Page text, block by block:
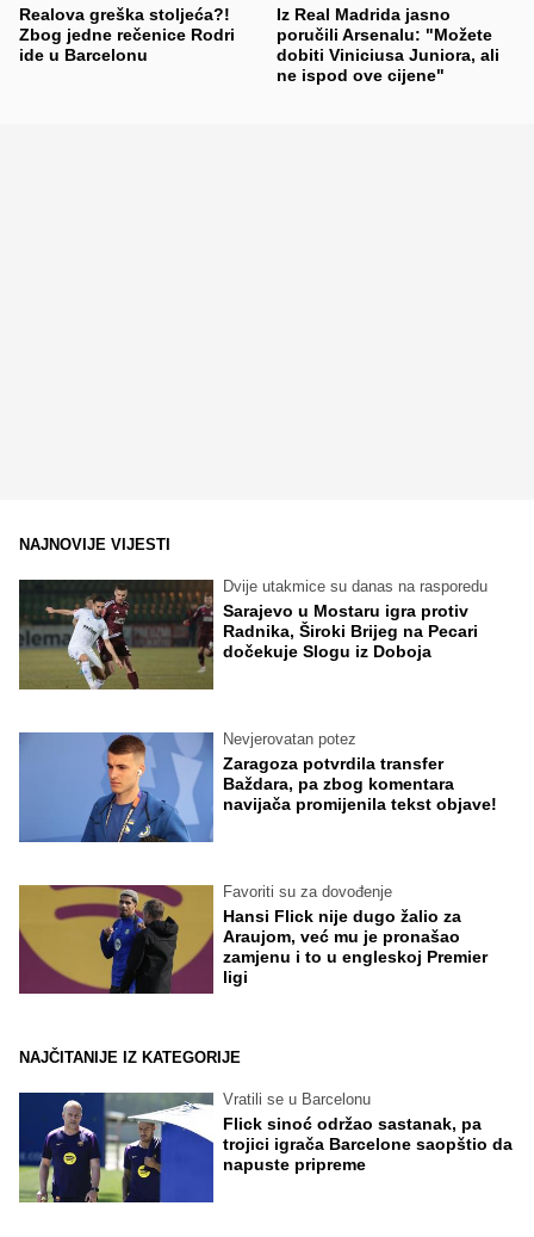
Realova greška stoljeća?!
Zbog jedne rečenice Rodri
ide u Barcelonu
Iz Real Madrida jasno
poručili Arsenalu: "Možete
dobiti Viniciusa Juniora, ali
ne ispod ove cijene"
NAJNOVIJE VIJESTI
Dvije utakmice su danas na rasporedu
Sarajevo u Mostaru igra protiv
Radnika, Široki Brijeg na Pecari
dočekuje Slogu iz Doboja
Nevjerovatan potez
Zaragoza potvrdila transfer
Baždara, pa zbog komentara
navijača promijenila tekst objave!
Favoriti su za dovođenje
Hansi Flick nije dugo žalio za
Araujom, već mu je pronašao
zamjenu i to u engleskoj Premier
ligi
NAJČITANIJE IZ KATEGORIJE
Vratili se u Barcelonu
Flick sinoć održao sastanak, pa
trojici igrača Barcelone saopštio da
napuste pripreme